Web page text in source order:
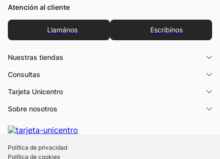
Niño Palmer
Gs. 169
del Paraguay, especialistas de moda.